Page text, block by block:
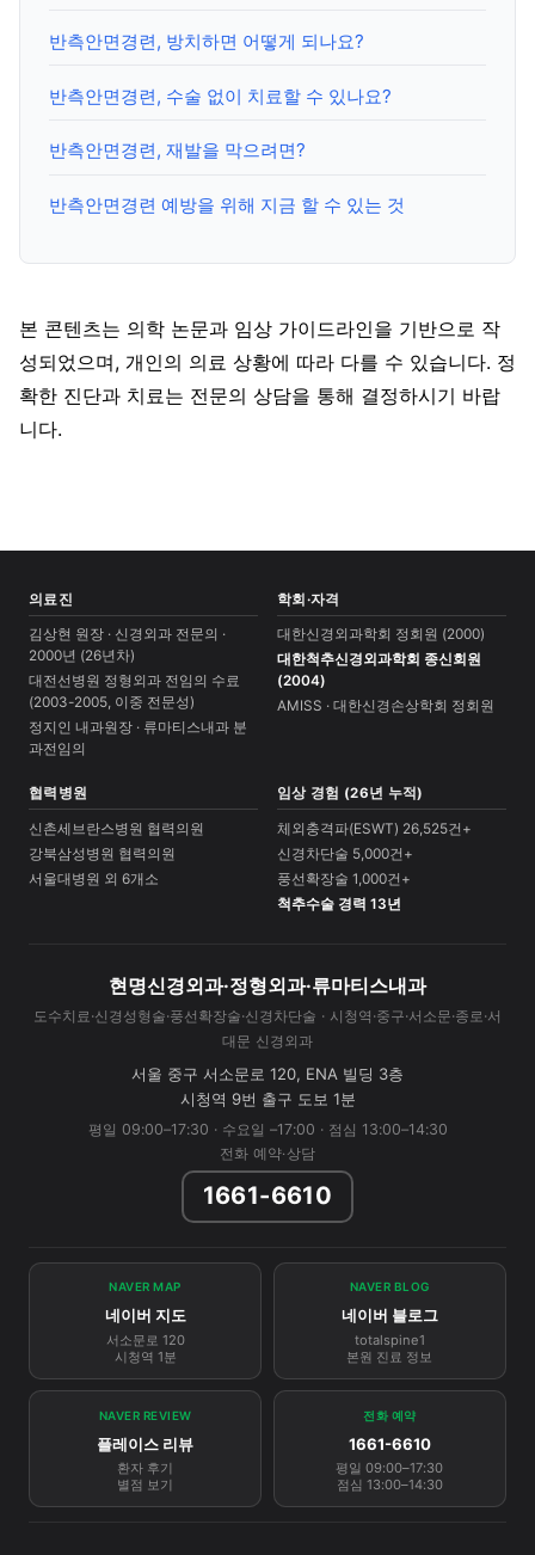
반측안면경련, 방치하면 어떻게 되나요?
반측안면경련, 수술 없이 치료할 수 있나요?
반측안면경련, 재발을 막으려면?
반측안면경련 예방을 위해 지금 할 수 있는 것
본 콘텐츠는 의학 논문과 임상 가이드라인을 기반으로 작
성되었으며, 개인의 의료 상황에 따라 다를 수 있습니다. 정
확한 진단과 치료는 전문의 상담을 통해 결정하시기 바랍
니다.
의료진
김상현 원장 · 신경외과 전문의 ·
2000년 (26년차)
대전선병원 정형외과 전임의 수료
(2003-2005, 이중 전문성)
정지인 내과원장 · 류마티스내과 분
과전임의
학회·자격
대한신경외과학회 정회원 (2000)
대한척추신경외과학회 종신회원
(2004)
AMISS · 대한신경손상학회 정회원
협력병원
신촌세브란스병원 협력의원
강북삼성병원 협력의원
서울대병원 외 6개소
임상 경험 (26년 누적)
체외충격파(ESWT) 26,525건+
신경차단술 5,000건+
풍선확장술 1,000건+
척추수술 경력 13년
현명신경외과·정형외과·류마티스내과
도수치료·신경성형술·풍선확장술·신경차단술 · 시청역·중구·서소문·종로·서
대문 신경외과
서울 중구 서소문로 120, ENA 빌딩 3층
시청역 9번 출구 도보 1분
평일 09:00–17:30 · 수요일 –17:00 · 점심 13:00–14:30
전화 예약·상담
1661-6610
NAVER MAP
네이버 지도
서소문로 120
시청역 1분
NAVER BLOG
네이버 블로그
totalspine1
본원 진료 정보
NAVER REVIEW
플레이스 리뷰
환자 후기
별점 보기
전화 예약
1661-6610
평일 09:00–17:30
점심 13:00–14:30